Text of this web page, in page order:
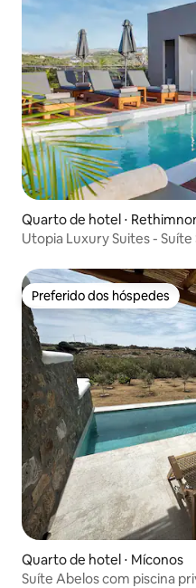
Quarto de hotel ⋅
Utopia Luxury Suites -
Preferido dos hóspedes
Preferido dos hóspedes
Quarto de hotel ⋅ Míconos
Suíte Abelos com piscina